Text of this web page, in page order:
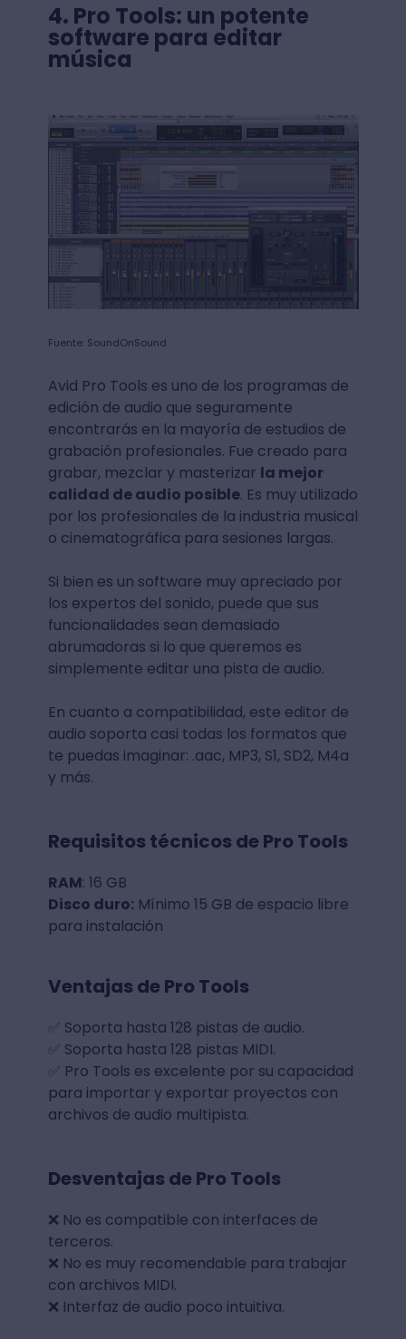
4. Pro Tools: un potente
software para editar
música
Fuente: SoundOnSound
Avid Pro Tools es uno de los programas de
edición de audio que seguramente
encontrarás en la mayoría de estudios de
grabación profesionales. Fue creado para
grabar, mezclar y masterizar la mejor
calidad de audio posible. Es muy utilizado
por los profesionales de la industria musical
o cinematográfica para sesiones largas.
Si bien es un software muy apreciado por
los expertos del sonido, puede que sus
funcionalidades sean demasiado
abrumadoras si lo que queremos es
simplemente editar una pista de audio.
En cuanto a compatibilidad, este editor de
audio soporta casi todas los formatos que
te puedas imaginar: .aac, MP3, S1, SD2, M4a
y más.
Requisitos técnicos de Pro Tools
RAM: 16 GB
Disco duro:Mínimo 15 GB de espacio libre
para instalación
Ventajas de Pro Tools
✅ Soporta hasta 128 pistas de audio.
✅ Soporta hasta 128 pistas MIDI.
✅ Pro Tools es excelente por su capacidad
para importar y exportar proyectos con
archivos de audio multipista.
Desventajas de Pro Tools
❌ No es compatible con interfaces de
terceros.
❌ No es muy recomendable para trabajar
con archivos MIDI.
❌ Interfaz de audio poco intuitiva.